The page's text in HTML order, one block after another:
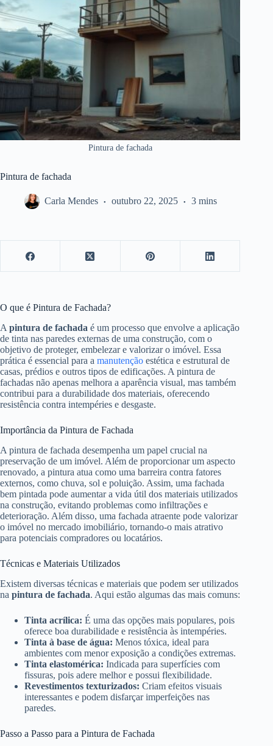
Pintura de fachada
Pintura de fachada
Carla Mendes outubro 22, 2025 3 mins
O que é Pintura de Fachada?
A pintura de fachada é um processo que envolve a aplicação
de tinta nas paredes externas de uma construção, com o
objetivo de proteger, embelezar e valorizar o imóvel. Essa
prática é essencial para a manutenção estética e estrutural de
casas, prédios e outros tipos de edificações. A pintura de
fachadas não apenas melhora a aparência visual, mas também
contribui para a durabilidade dos materiais, oferecendo
resistência contra intempéries e desgaste.
Importância da Pintura de Fachada
A pintura de fachada desempenha um papel crucial na
preservação de um imóvel. Além de proporcionar um aspecto
renovado, a pintura atua como uma barreira contra fatores
externos, como chuva, sol e poluição. Assim, uma fachada
bem pintada pode aumentar a vida útil dos materiais utilizados
na construção, evitando problemas como infiltrações e
deterioração. Além disso, uma fachada atraente pode valorizar
o imóvel no mercado imobiliário, tornando-o mais atrativo
para potenciais compradores ou locatários.
Técnicas e Materiais Utilizados
Existem diversas técnicas e materiais que podem ser utilizados
na pintura de fachada. Aqui estão algumas das mais comuns:
Tinta acrílica: É uma das opções mais populares, pois
oferece boa durabilidade e resistência às intempéries.
Tinta à base de água: Menos tóxica, ideal para
ambientes com menor exposição a condições extremas.
Tinta elastomérica: Indicada para superfícies com
fissuras, pois adere melhor e possui flexibilidade.
Revestimentos texturizados: Criam efeitos visuais
interessantes e podem disfarçar imperfeições nas
paredes.
Passo a Passo para a Pintura de Fachada